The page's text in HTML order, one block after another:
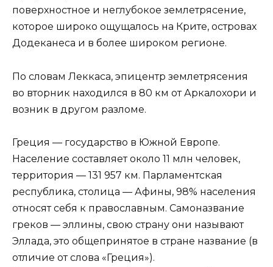
поверхностное и неглубокое землетрясение,
которое широко ощущалось на Крите, островах
Додеканеса и в более широком регионе.
По словам Леккаса, эпицентр землетрясения
во вторник находился в 80 км от Аркалохори и
возник в другом разломе.
Греция — государство в Южной Европе.
Население составляет около 11 млн человек,
территория — 131 957 км. Парламентская
республика, столица — Афины, 98% населения
относят себя к православным. Самоназвание
греков — эллины, свою страну они называют
Эллада, это общепринятое в стране название (в
отличие от слова «Греция»).